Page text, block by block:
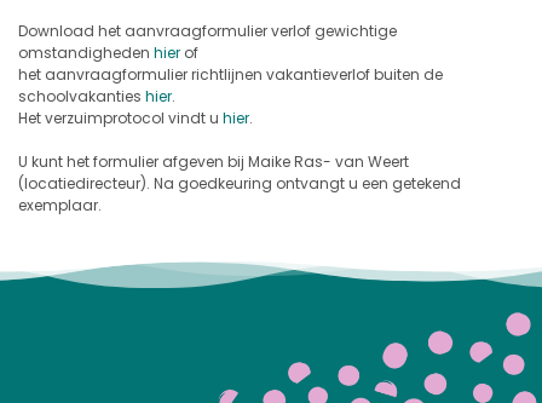
Download het aanvraagformulier verlof gewichtige
omstandigheden hier of
het aanvraagformulier richtlijnen vakantieverlof buiten de
schoolvakanties hier.
Het verzuimprotocol vindt u hier.
U kunt het formulier afgeven bij Maike Ras- van Weert
(locatiedirecteur). Na goedkeuring ontvangt u een getekend
exemplaar.